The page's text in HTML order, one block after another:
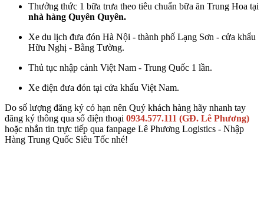
Thưởng thức 1 bữa trưa theo tiêu chuẩn bữa ăn Trung Hoa tại
nhà hàng Quyên Quyên.
Xe du lịch đưa đón Hà Nội - thành phố Lạng Sơn - cửa khẩu
Hữu Nghị - Bằng Tường.
Thủ tục nhập cảnh Việt Nam - Trung Quốc 1 lần.
Xe điện đưa đón tại cửa khẩu Việt Nam.
Do số lượng đăng ký có hạn nên Quý khách hàng hãy nhanh tay
đăng ký thông qua số điện thoại 0934.577.111 (GĐ. Lê Phương)
hoặc nhắn tin trực tiếp qua fanpage Lê Phương Logistics - Nhập
Hàng Trung Quốc Siêu Tốc nhé!